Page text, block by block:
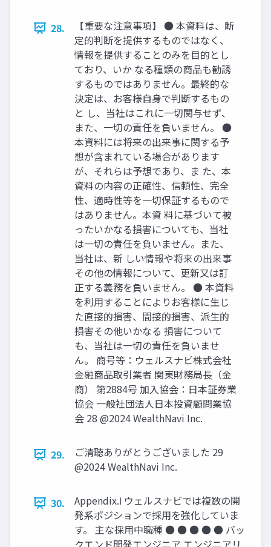
28.
【重要な注意事項】 ● 本資料は、断
定的判断を提供するものではなく、
情報を提供することのみを⽬的とし
ており、いか なる種類の商品も勧誘
するものではありません。最終的な
決定は、お客様⾃⾝で判断するもの
と し、当社はこれに⼀切関与せず、
また、⼀切の責任を負いません。 ●
本資料には将来の出来事に関する予
想が含まれている場合があります
が、それらは予想であり、ま た、本
資料の内容の正確性、信頼性、完全
性、適時性等を⼀切保証するもので
はありません。本資 料に基づいて被
ったいかなる損害についても、当社
は⼀切の責任を負いません。また、
当社は、新 しい情報や将来の出来事
その他の情報について、更新⼜は訂
正する義務を負いません。 ● 本資料
を利⽤することによりお客様に⽣じ
た直接的損害、間接的損害、派⽣的
損害その他いかなる 損害について
も、当社は⼀切の責任を負いませ
ん。 商号等：ウェルスナビ株式会社
金融商品取引業者 関東財務局長（金
商） 第2884号 加入協会：日本証券業
協会 一般社団法人日本投資顧問業協
会 28 @2024 WealthNavi Inc.
29.
ご清聴ありがとうございました 29
@2024 WealthNavi Inc.
30.
Appendix.Ⅰ ウェルスナビでは複数の開
発系ポジションで採⽤を強化していま
す。 主な採⽤中職種 ● ● ● ● ● バッ